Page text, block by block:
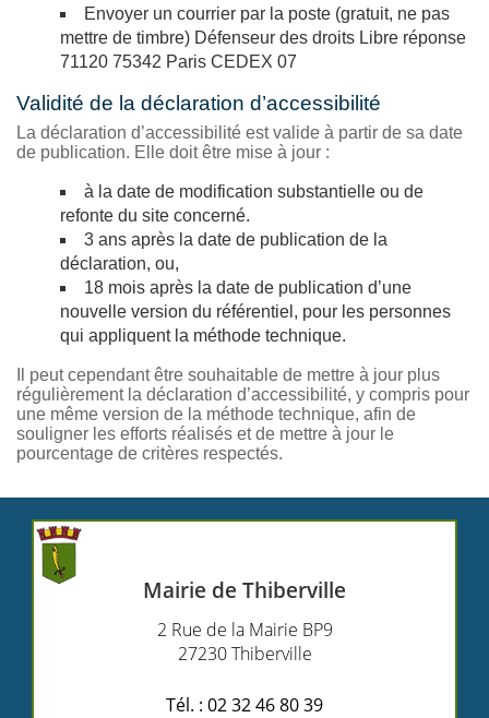
Envoyer un courrier par la poste (gratuit, ne pas
mettre de timbre) Défenseur des droits Libre réponse
71120 75342 Paris CEDEX 07
Validité de la déclaration d’accessibilité
La déclaration d’accessibilité est valide à partir de sa date
de publication. Elle doit être mise à jour :
à la date de modification substantielle ou de
refonte du site concerné.
3 ans après la date de publication de la
déclaration, ou,
18 mois après la date de publication d’une
nouvelle version du référentiel, pour les personnes
qui appliquent la méthode technique.
Il peut cependant être souhaitable de mettre à jour plus
régulièrement la déclaration d’accessibilité, y compris pour
une même version de la méthode technique, afin de
souligner les efforts réalisés et de mettre à jour le
pourcentage de critères respectés.
Mairie de Thiberville
2 Rue de la Mairie BP9
27230 Thiberville
Tél. : 02 32 46 80 39